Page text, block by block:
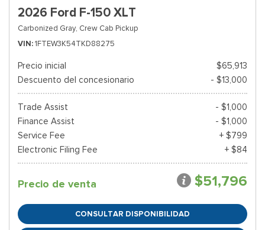
2026 Ford F-150 XLT
Carbonized Gray, Crew Cab Pickup
VIN 1FTEW3K54TKD88275
Precio inicial
$65,913
Descuento del concesionario
- $13,000
Trade Assist
- $1,000
Finance Assist
- $1,000
Service Fee
+ $799
Electronic Filing Fee
+ $84
Precio de venta $51,796
CONSULTAR DISPONIBILIDAD